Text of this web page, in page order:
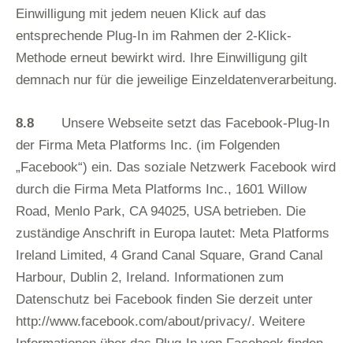
Einwilligung mit jedem neuen Klick auf das
entsprechende Plug-In im Rahmen der 2-Klick-
Methode erneut bewirkt wird. Ihre Einwilligung gilt
demnach nur für die jeweilige Einzeldatenverarbeitung.
8.8 Unsere Webseite setzt das Facebook-Plug-In
der Firma Meta Platforms Inc. (im Folgenden
„Facebook“) ein. Das soziale Netzwerk Facebook wird
durch die Firma Meta Platforms Inc., 1601 Willow
Road, Menlo Park, CA 94025, USA betrieben. Die
zuständige Anschrift in Europa lautet: Meta Platforms
Ireland Limited, 4 Grand Canal Square, Grand Canal
Harbour, Dublin 2, Ireland. Informationen zum
Datenschutz bei Facebook finden Sie derzeit unter
http://www.facebook.com/about/privacy/. Weitere